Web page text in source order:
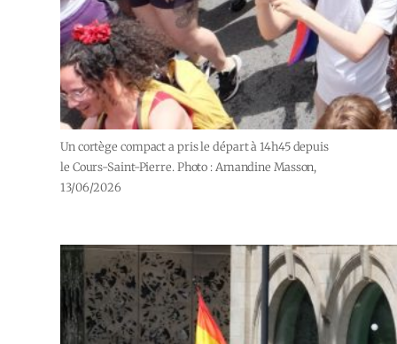
Un cortège compact a pris le départ à 14h45 depuis
le Cours-Saint-Pierre. Photo : Amandine Masson,
13/06/2026